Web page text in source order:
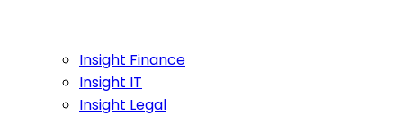
Insight Finance
Insight IT
Insight Legal